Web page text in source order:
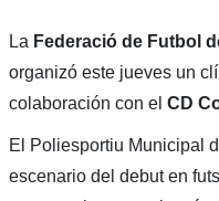
La Federació de Futbol
organizó este jueves un
colaboración con el CD
El Poliesportiu Municipal
escenario del debut en